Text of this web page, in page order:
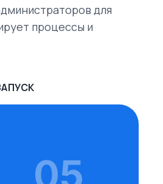
для
процессы и
05